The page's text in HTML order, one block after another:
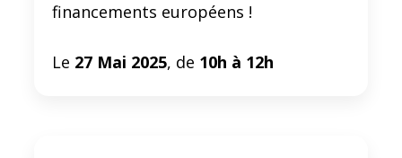
financements européens !
Le 27 Mai 2025, de 10h à 12h